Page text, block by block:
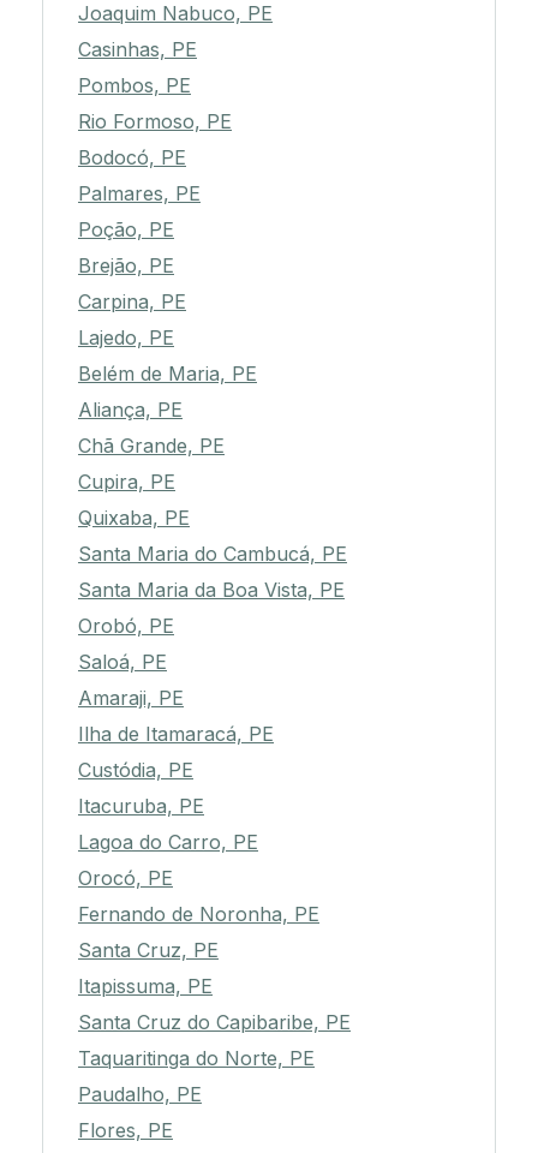
Joaquim Nabuco, PE
Casinhas, PE
Pombos, PE
Rio Formoso, PE
Bodocó, PE
Palmares, PE
Poção, PE
Brejão, PE
Carpina, PE
Lajedo, PE
Belém de Maria, PE
Aliança, PE
Chã Grande, PE
Cupira, PE
Quixaba, PE
Santa Maria do Cambucá, PE
Santa Maria da Boa Vista, PE
Orobó, PE
Saloá, PE
Amaraji, PE
Ilha de Itamaracá, PE
Custódia, PE
Itacuruba, PE
Lagoa do Carro, PE
Orocó, PE
Fernando de Noronha, PE
Santa Cruz, PE
Itapissuma, PE
Santa Cruz do Capibaribe, PE
Taquaritinga do Norte, PE
Paudalho, PE
Flores, PE